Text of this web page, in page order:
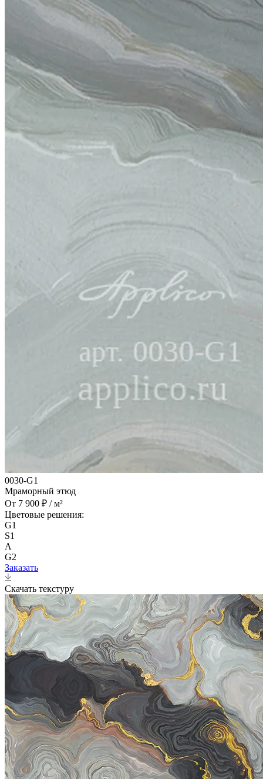
0030-G1
Мраморный этюд
От 7 900 ₽ / м²
Цветовые решения:
G1
S1
A
G2
Заказать
Скачать текстуру